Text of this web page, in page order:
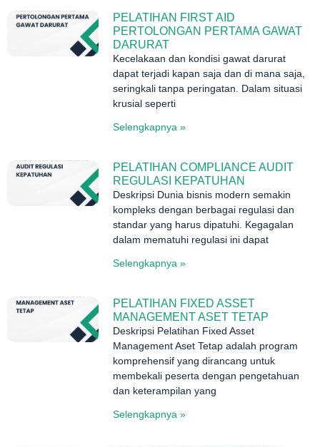
PELATIHAN FIRST AID
PERTOLONGAN PERTAMA GAWAT
DARURAT
Kecelakaan dan kondisi gawat darurat
dapat terjadi kapan saja dan di mana saja,
seringkali tanpa peringatan. Dalam situasi
krusial seperti
Selengkapnya »
PELATIHAN COMPLIANCE AUDIT
REGULASI KEPATUHAN
Deskripsi Dunia bisnis modern semakin
kompleks dengan berbagai regulasi dan
standar yang harus dipatuhi. Kegagalan
dalam mematuhi regulasi ini dapat
Selengkapnya »
PELATIHAN FIXED ASSET
MANAGEMENT ASET TETAP
Deskripsi Pelatihan Fixed Asset
Management Aset Tetap adalah program
komprehensif yang dirancang untuk
membekali peserta dengan pengetahuan
dan keterampilan yang
Selengkapnya »